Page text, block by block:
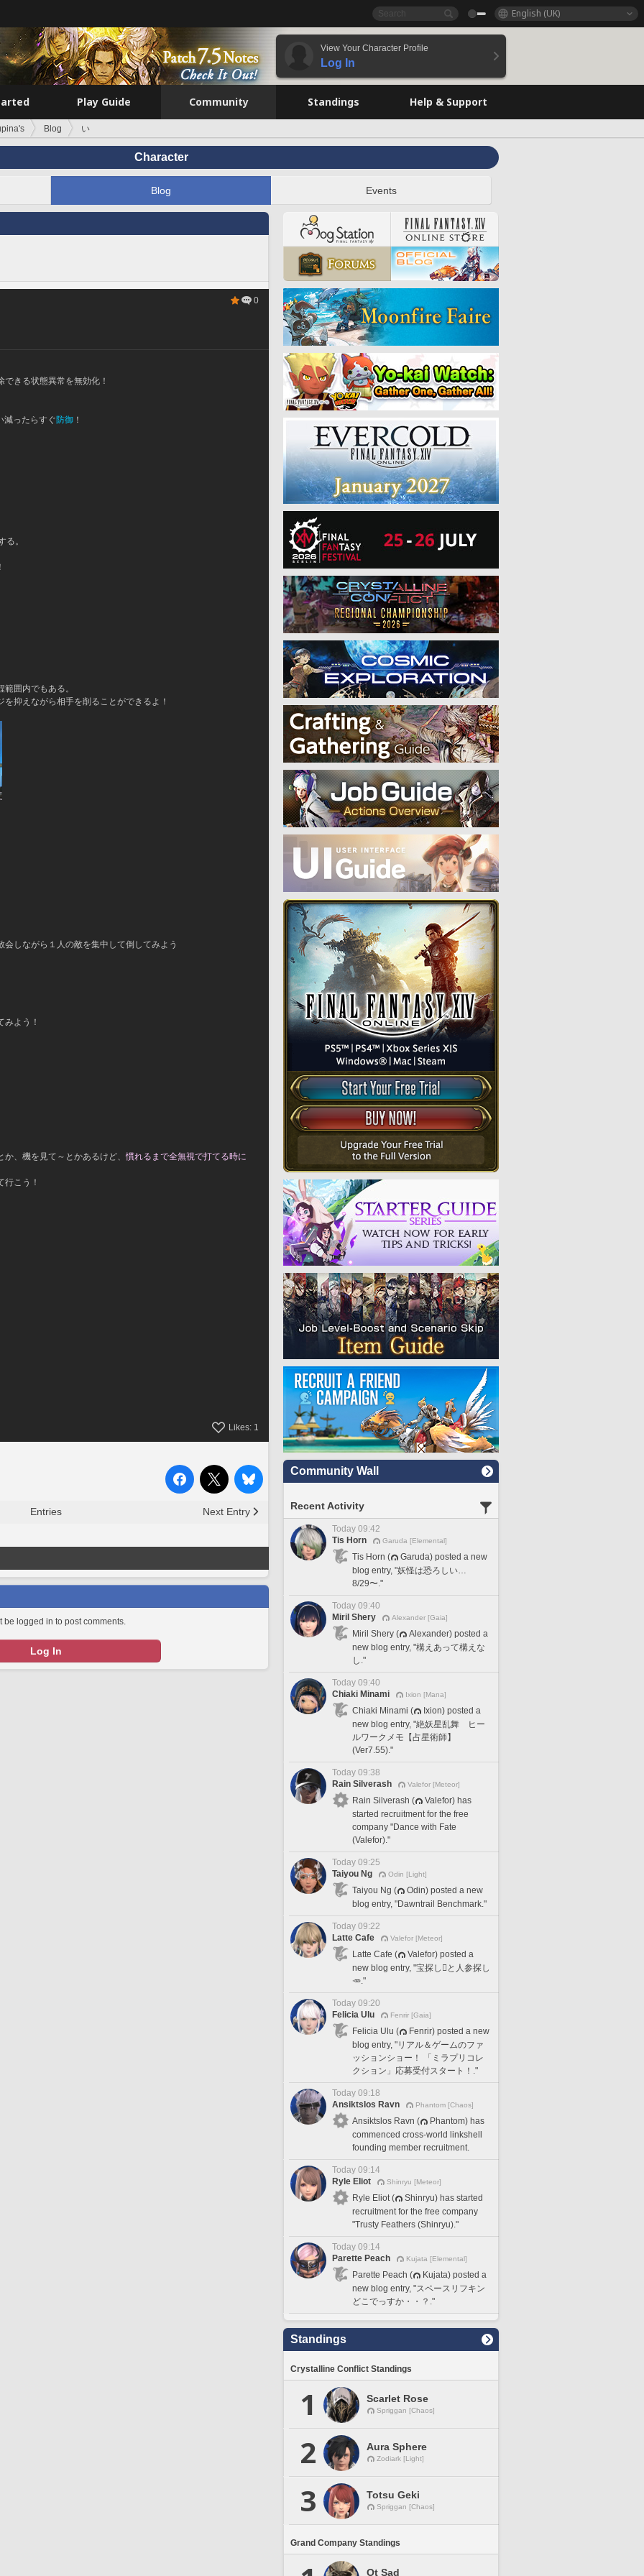
English (UK)
View Your Character Profile
Log In
Play Guide Community Standings Help & Support
Blog い
Character
Blog Events
0
きる状態異常を無効化！
減ったらすぐ防御 ！
る。
囲内でもある。
抑えながら相手を削ることができるよ！
しながら１人の敵を集中して倒してみよう
みよう！
か、機を見て～とかあるけど、慣れるまで全無視で打てる時に
こう！
Likes: 1
Entries Next Entry
be logged in to post comments.
Log In
Community Wall
Recent Activity
Today 09:42
Tis Horn
Garuda [Elemental]
Tis Horn (
Garuda) posted a new
blog entry, "妖怪は恐ろしい…
8/29〜."
Today 09:40
Miril Shery
Alexander [Gaia]
Miril Shery (
Alexander) posted a
new blog entry, "構えあって構えな
し."
Today 09:40
Chiaki Minami
Ixion [Mana]
Chiaki Minami (
Ixion) posted a
new blog entry, "絶妖星乱舞 ヒー
ルワークメモ【占星術師】
(Ver7.55)."
Today 09:38
Rain Silverash
Valefor [Meteor]
Rain Silverash (
Valefor) has
started recruitment for the free
company "Dance with Fate
(Valefor)."
Today 09:25
Taiyou Ng
Odin [Light]
Taiyou Ng (
Odin) posted a new
blog entry, "Dawntrail Benchmark."
Today 09:22
Latte Cafe
Valefor [Meteor]
Latte Cafe (
Valefor) posted a
new blog entry, "宝探し🪎と人参探し
🥕."
Today 09:20
Felicia Ulu
Fenrir [Gaia]
Felicia Ulu (
Fenrir) posted a new
blog entry, "リアル＆ゲームのファ
ッションショー！ 「ミラプリコレ
クション」応募受付スタート！."
Today 09:18
Ansiktslos Ravn
Phantom [Chaos]
Ansiktslos Ravn (
Phantom) has
commenced cross-world linkshell
founding member recruitment.
Today 09:14
Ryle Eliot
Shinryu [Meteor]
Ryle Eliot (
Shinryu) has started
recruitment for the free company
"Trusty Feathers (Shinryu)."
Today 09:14
Parette Peach
Kujata [Elemental]
Parette Peach (
Kujata) posted a
new blog entry, "スペースリフキン
どこでっすか・・？."
Standings
Crystalline Conflict Standings
1 Scarlet Rose
Spriggan [Chaos]
2 Aura Sphere
Zodiark [Light]
3 Totsu Geki
Spriggan [Chaos]
Grand Company Standings
Ot Sad